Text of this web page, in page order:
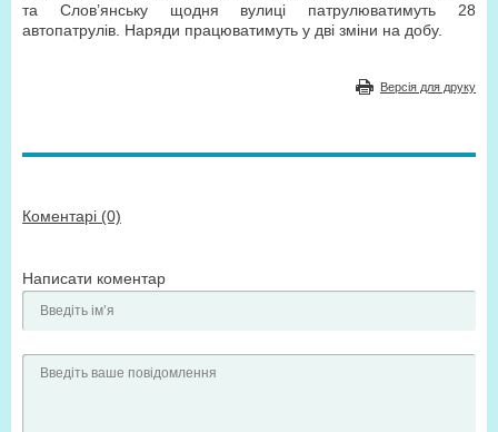
та Слов’янську щодня вулиці патрулюватимуть 28
автопатрулів. Наряди працюватимуть у дві зміни на добу.
Версія для друку
Коментарі (0)
Написати коментар